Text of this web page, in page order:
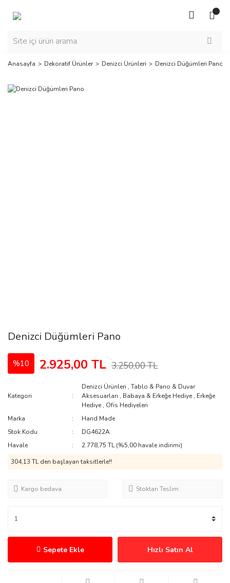
Anasayfa Dekoratif Ürünler Denizci Ürünleri Denizci Düğümleri Pano
Denizci Düğümleri Pano
%10 2.925,00 TL 3.250,00 TL
Kategori
Denizci Ürünleri ,Tablo & Pano & Duvar
Aksesuarları , Babaya & Erkeğe Hediye , Erkeğe
Hediye , Ofis Hediyeleri
Marka
Hand Made
Stok Kodu
DG4622A
Havale
2.778,75 TL (%5,00 havale indirimi)
304,13 TL den başlayan taksitlerle!!
Kargo bedava Stoktan Teslim
Sepete Ekle Hızlı Satın Al